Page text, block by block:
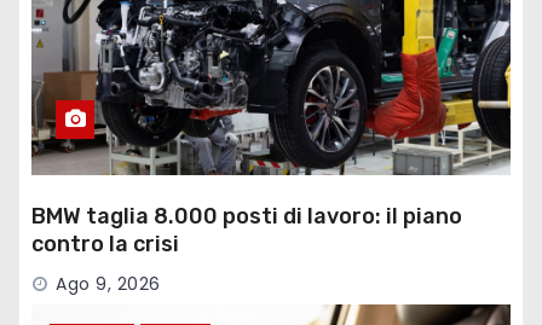
BMW taglia 8.000 posti di lavoro: il piano
contro la crisi
Ago 9, 2026